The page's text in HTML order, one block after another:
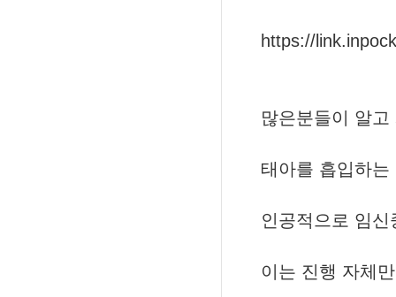
https://
많은분들이 알
태아를 흡입하
인공적으로 임
이는 진행 자체